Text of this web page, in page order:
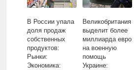
В России упала
доля продаж
собственных
продуктов:
Рынки:
Экономика:
Великобритания
выделит более
миллиарда евро
на военную
помощь
Украине: